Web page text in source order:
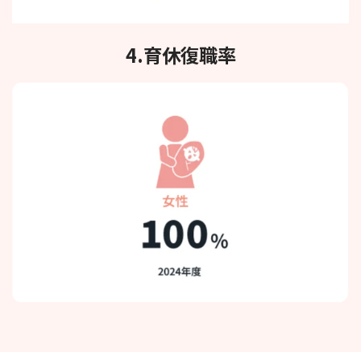
4.育休復職率